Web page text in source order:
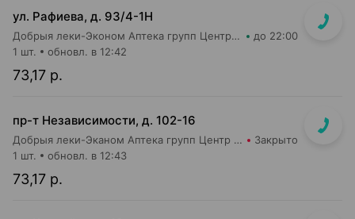
ул. Рафиева, д. 93/4-1Н
Добрыя леки-Эконом Аптека групп Центр ООО Аптека №1 до 22:00
73,17 р.
1 шт. обновл. в 12:42
пр-т Независимости, д. 102-16
Добрыя леки-Эканом Аптека групп Центр ООО Аптека №19 Закрыто
73,17 р.
1 шт. обновл. в 12:43